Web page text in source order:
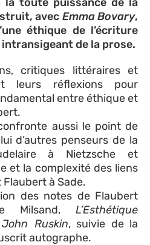
avec Emma Bovary,
éthique de l’écriture
de la prose.
critiques littéraires et
leurs réflexions pour
entre éthique et
aussi le point de
d’autres penseurs de la
à Nietzsche et
et la complexité des liens
à Sade.
des notes de Flaubert
Milsand, L’Esthétique
Ruskin, suivie de la
autographe.